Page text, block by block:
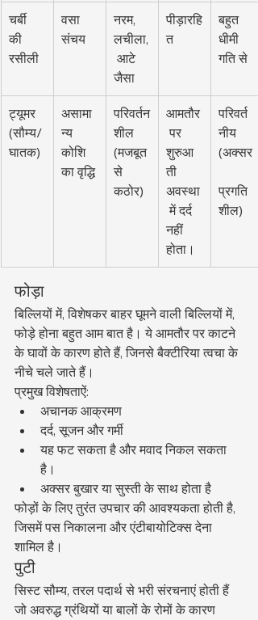
चर्बी
की
रसीली
वसा
संचय
नरम,
लचीला,
आटे
जैसा
पीड़ारहि
त
बहुत
धीमी
गति से
ट्यूमर
(सौम्य/
घातक)
असामा
न्य
कोशि
का वृद्धि
परिवर्तन
शील
(मजबूत
से
कठोर)
आमतौर
पर
शुरुआ
ती
अवस्था
में दर्द
नहीं
होता।
परिवर्त
नीय
(अक्सर
प्रगति
शील)
फोड़ा
बिल्लियों में, विशेषकर बाहर घूमने वाली बिल्लियों में,
फोड़े होना बहुत आम बात है। ये आमतौर पर काटने
के घावों के कारण होते हैं, जिनसे बैक्टीरिया त्वचा के
नीचे चले जाते हैं।
प्रमुख विशेषताऐं:
अचानक आक्रमण
दर्द, सूजन और गर्मी
यह फट सकता है और मवाद निकल सकता
है।
अक्सर बुखार या सुस्ती के साथ होता है
फोड़ों के लिए तुरंत उपचार की आवश्यकता होती है,
जिसमें पस निकालना और एंटीबायोटिक्स देना
शामिल है।
पुटी
सिस्ट सौम्य, तरल पदार्थ से भरी संरचनाएं होती हैं
जो अवरुद्ध ग्रंथियों या बालों के रोमों के कारण